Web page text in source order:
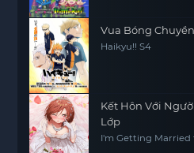
Vua Bóng
Haikyu!! S4
Kết Hôn Với
Lớp
I'm Getting Married